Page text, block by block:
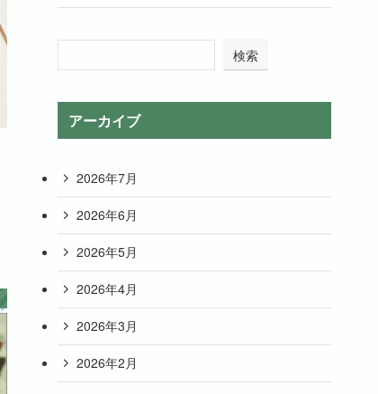
検索
アーカイブ
2026年7月
2026年6月
2026年5月
2026年4月
2026年3月
2026年2月